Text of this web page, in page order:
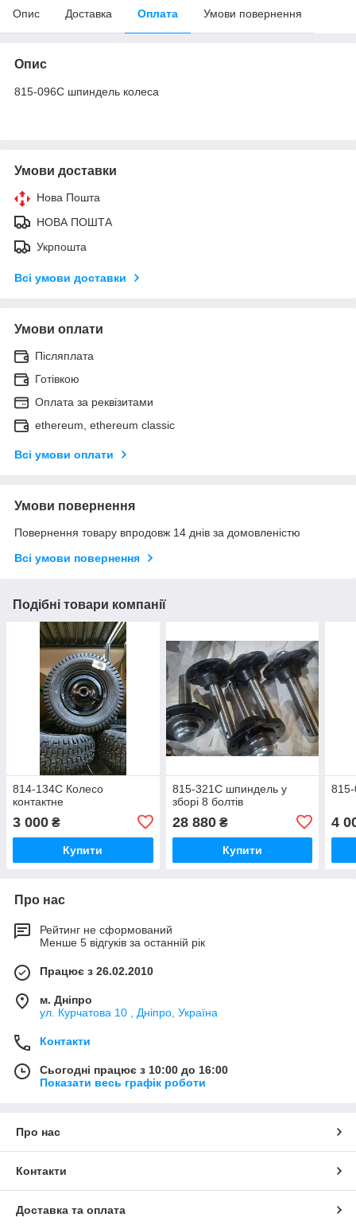
Опис Доставка Оплата Умови повернення
Опис
815-096C шпиндель колеса
Умови доставки
Нова Пошта
НОВА ПОШТА
Укрпошта
Всі умови доставки
Умови оплати
Післяплата
Готівкою
Оплата за реквізитами
ethereum, ethereum classic
Всі умови оплати
Умови повернення
Повернення товару впродовж 14 днів за домовленістю
Всі умови повернення
Подібні товари компанії
814-134C Колесо
контактне
3 000 ₴
Купити
815-321C шпиндель у
зборі 8 болтів
28 880₴
Купити
4
Про нас
Рейтинг не сформований
Менше 5 відгуків за останній рік
Працює з 26.02.2010
м. Дніпро
ул. Курчатова 10 , Дніпро, Україна
Контакти
Сьогодні працює з 10:00 до 16:00
Показати весь графік роботи
Про нас
Контакти
Доставка та оплата